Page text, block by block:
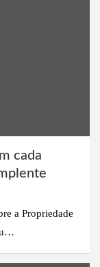
cada
a Propriedade